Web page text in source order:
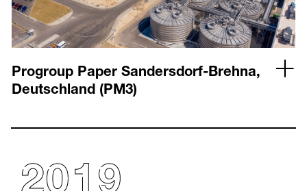
Progroup Paper Sandersdorf-Brehna,
Deutschland (PM3)